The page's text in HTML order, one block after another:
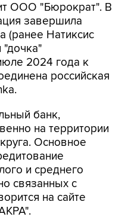
ООО "Бюрократ". В
завершила
(ранее Натиксис
2024 года к
российская
банк,
на территории
Основное
и среднего
связанных с
на сайте